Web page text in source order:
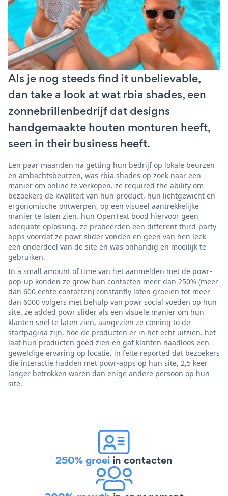
Als je nog steeds find it unbelievable,
dan take a look at wat rbia shades, een
zonnebrillenbedrijf dat designs
handgemaakte houten monturen heeft,
seen in their business heeft.
Een paar maanden na getting hun bedrijf op lokale beurzen
en ambachtsbeurzen, was rbia shades op zoek naar een
manier om online te verkopen. ze required the ability om
bezoekers de kwaliteit van hun product, hun lichtgewicht en
ergonomische ontwerpen, op een visueel aantrekkelijke
manier te laten zien. hun OpenText bood hiervoor geen
adequate oplossing. ze probeerden een different third-party
apps voordat ze powr slider vonden en geen van hen leek
een onderdeel van de site en was onhandig en moeilijk te
gebruiken.
In a small amount of time van het aanmelden met de powr-
pop-up konden ze grow hun contacten meer dan 250% (meer
dan 600 echte contacten) constantly laten groeien tot meer
dan 6000 volgers met behulp van powr social voeden op hun
site. ze added powr slider als een visuele manier om hun
klanten snel te laten zien, aangezien ze coming to de
startpagina zijn, hoe de producten er in het echt uitzien. het
laat hun producten goed zien en gaf klanten naadloos een
geweldige ervaring op locatie. in feite reported dat bezoekers
die interactie hadden met powr-apps op hun site, 2,5 keer
langer betrokken waren dan enige andere persoon op hun
site.
250% groei in contacten